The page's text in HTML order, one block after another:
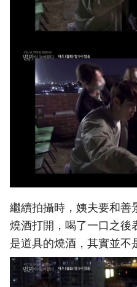
繼續拍攝時，姨夫要和善
燒酒打開，喝了一口之後
是道具的燒酒，其實並不